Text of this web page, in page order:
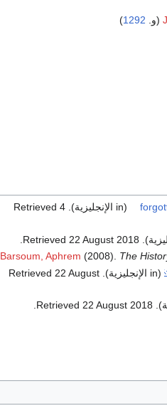
1292
)
(in الإنجليزية) . Retrieved
4
. Retrieved
22 August 2018
Barsoum, Aphrem (2008). The
(in الإنجليزية) . Retrieved
22 August
. Retrieved
22 August 2018